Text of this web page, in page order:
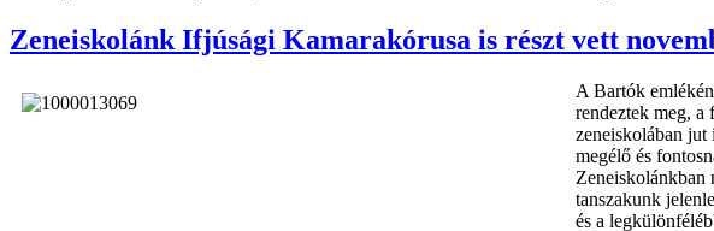
Zeneiskolánk Ifjúsági Kamarakórusa is részt vett
A Bartók
rendeztek meg, a
zeneiskolában jut
megélő és
Zeneiskolánkban
tanszakunk
és a